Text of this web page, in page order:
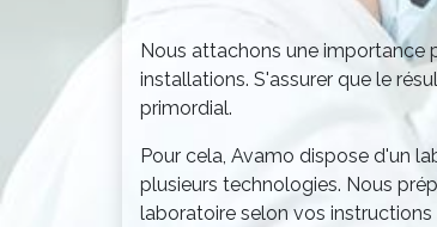
Nous attachons une importance
installations. S'assurer que le
primordial.
Pour cela, Avamo dispose d'un
plusieurs technologies. Nous
laboratoire selon vos